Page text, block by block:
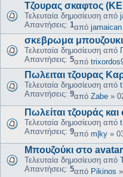
Τζουρας σκαφτος
Τελευταία δημοσίευση από
Απαντήσεις: 1από jamaican
σκεβρωμα
Τελευταία δημοσίευση από
Απαντήσεις: 5από
Πωλειται τζουρας
Τελευταία δημοσίευση από
Απαντήσεις: 9από Zabe »
Πωλείται τζουράς
Τελευταία δημοσίευση από
Απαντήσεις: 9από m|ky »
Μπουζούκι στο
Τελευταία δημοσίευση από
Απαντήσεις: 5από Pikinos »